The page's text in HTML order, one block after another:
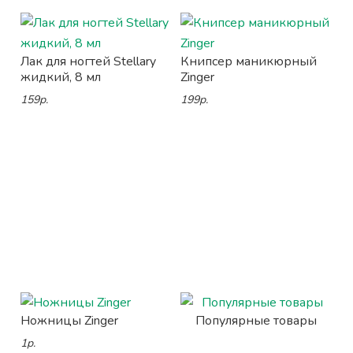
Лак для ногтей Stellary
жидкий, 8 мл
159р.
Книпсер маникюрный
Zinger
199р.
Ножницы Zinger
1р.
Популярные товары